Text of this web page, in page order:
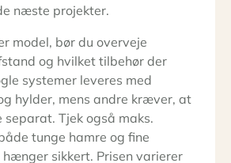
næste projekter.
model, bør du overveje
og hvilket tilbehør der
systemer leveres med
hylder, mens andre kræver, at
separat. Tjek også maks.
tunge hamre og fine
sikkert. Prisen varierer